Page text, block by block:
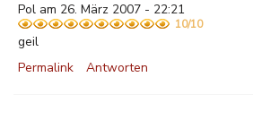
Pol am 26. März 2007 - 22:21
10/10
geil
Permalink
Antworten